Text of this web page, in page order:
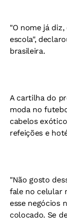
"O nome já
escola",
brasileira.
A cartilha do
moda no
cabelos
refeições e
"Não gosto
fale no celular
esse negócios
colocado. Se